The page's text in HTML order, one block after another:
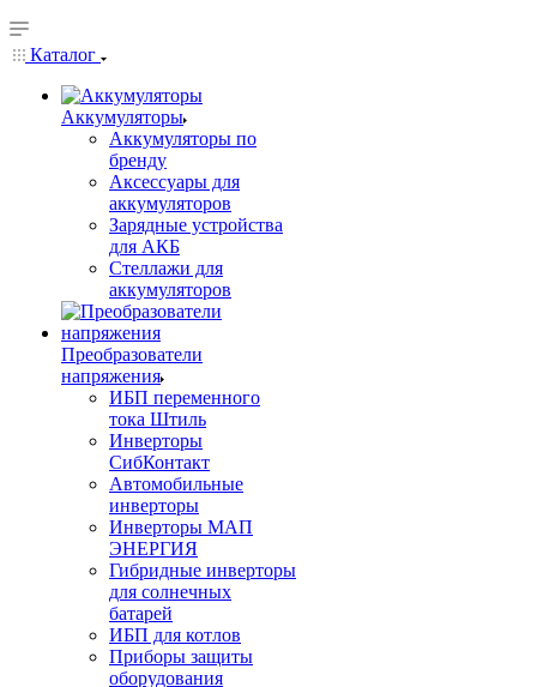
Каталог
Аккумуляторы
Аккумуляторы по
бренду
Аксессуары для
аккумуляторов
Зарядные устройства
для АКБ
Стеллажи для
аккумуляторов
Преобразователи
напряжения
ИБП переменного
тока Штиль
Инверторы
СибКонтакт
Автомобильные
инверторы
Инверторы МАП
ЭНЕРГИЯ
Гибридные инверторы
для солнечных
батарей
ИБП для котлов
Приборы защиты
оборудования